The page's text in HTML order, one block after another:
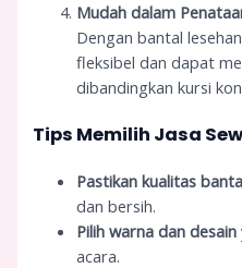
Mudah dalam
Dengan bantal
fleksibel dan dapat
dibandingkan kursi
Tips Memilih Jasa
Pastikan kualitas
dan bersih.
Pilih warna dan desain
acara.